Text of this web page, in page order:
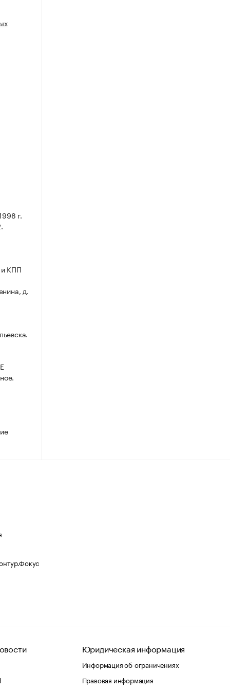
г.
и КПП
д.
Юридическая информация
Информация об ограничениях
Правовая информация